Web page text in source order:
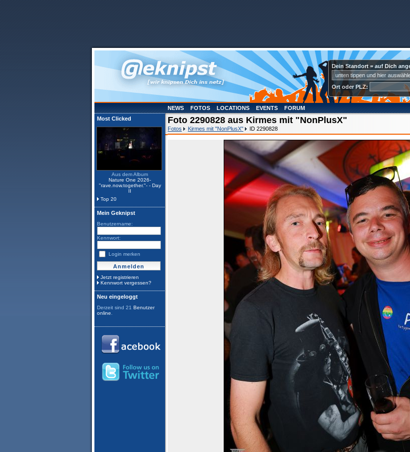
Dein Standort = auf Dich
Ort oder PLZ:
NEWS FOTOS LOCATIONS EVENTS
FORUM
Most Clicked
Aus dem Album
Nature One 2026-
"rave.now.together."- - Day
II
Top 20
Mein Geknipst
Benutzername:
Kennwort:
Login merken
Jetzt registrieren
Kennwort vergessen?
Neu eingeloggt
Derzeit sind 21 Benutzer
online
Foto 2290828 aus Kirmes mit "NonPlusX"
Fotos Kirmes mit "NonPlusX" ID 2290828